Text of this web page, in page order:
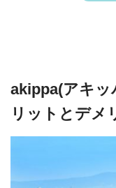
akippa(アキッ
リットとデメ